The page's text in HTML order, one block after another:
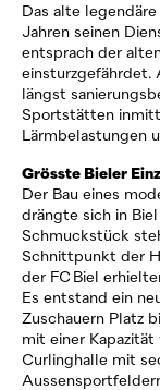
Das alte
Jahren seinen
entsprach der
einsturzgefährdet.
längst
Sportstätten
Lärmbelastungen
Grösste Bieler
Der Bau eines
drängte sich in
Schmuckstück
Schnittpunkt der
der FC Biel
Es entstand ein
Zuschauern Platz
mit einer Kapazität
Curlinghalle mit